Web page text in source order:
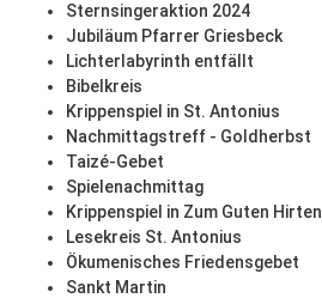
Sternsingeraktion 2024
Jubiläum Pfarrer Griesbeck
Lichterlabyrinth entfällt
Bibelkreis
Krippenspiel in St. Antonius
Nachmittagstreff - Goldherbst
Taizé-Gebet
Spielenachmittag
Krippenspiel in Zum Guten Hirten
Lesekreis St. Antonius
Ökumenisches Friedensgebet
Sankt Martin